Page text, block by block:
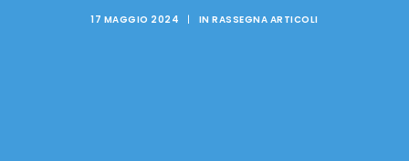
17 MAGGIO 2024 | INRASSEGNA ARTICOLI